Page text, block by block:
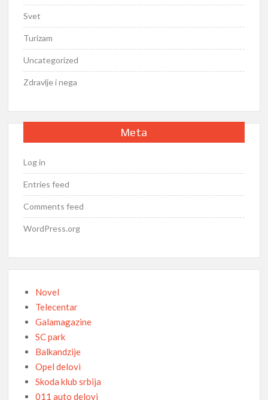
Svet
Turizam
Uncategorized
Zdravlje i nega
Meta
Log in
Entries feed
Comments feed
WordPress.org
Novel
Telecentar
Galamagazine
SC park
Balkandzije
Opel delovi
Skoda klub srbija
011 auto delovi